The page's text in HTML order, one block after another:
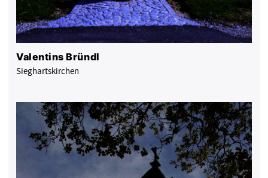
Valentins Bründl
Sieghartskirchen